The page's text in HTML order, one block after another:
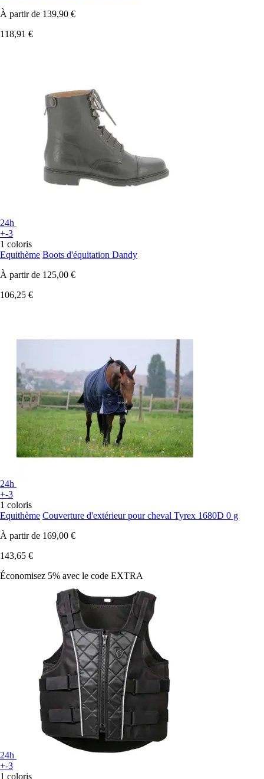
À partir de 139,90 €
118,91 €
24h
+-3
1 coloris
Equithème Boots d'équitation Dandy
À partir de 125,00 €
106,25 €
24h
+-3
1 coloris
Equithème Couverture d'extérieur pour cheval Tyrex 1680D 0 g
À partir de 169,00 €
143,65 €
Économisez 5% avec le code EXTRA
24h
+-3
1 coloris